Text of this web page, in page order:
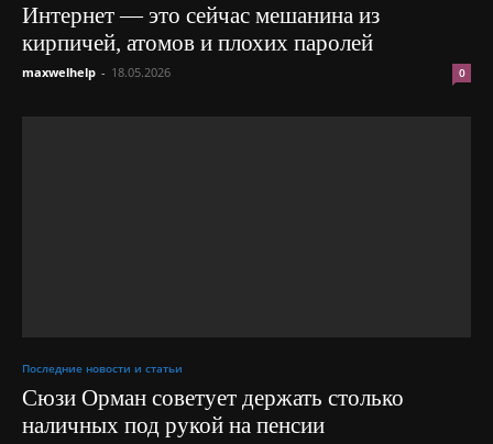
Интернет — это сейчас мешанина из
кирпичей, атомов и плохих паролей
maxwelhelp - 18.05.2026 0
Последние новости и статьи
Сюзи Орман советует держать столько
наличных под рукой на пенсии